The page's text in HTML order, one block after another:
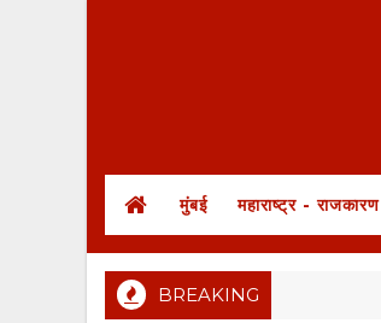
मुंबई महाराष्ट्र - राजकारण
BREAKING